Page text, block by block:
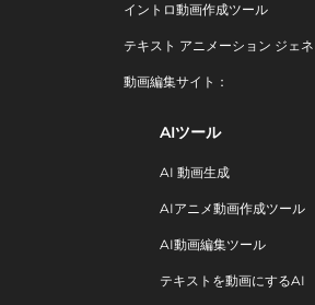
イントロ動画作成ツール
テキスト アニメーション ジェ
動画編集サイト：
AIツール
AI 動画生成
AIアニメ動画作成ツール
AI動画編集ツール
テキストを動画にするAI